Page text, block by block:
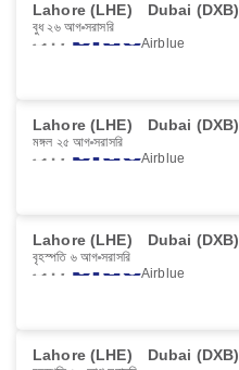
Lahore (LHE) Dubai (DXB)
বুধ ২৬ আগ সরাসরি
Airblue
Lahore (LHE) Dubai (DXB)
মঙ্গল ২৫ আগ সরাসরি
Airblue
Lahore (LHE) Dubai (DXB)
বৃহস্পতি ৬ আগ সরাসরি
Airblue
Lahore (LHE) Dubai (DXB)